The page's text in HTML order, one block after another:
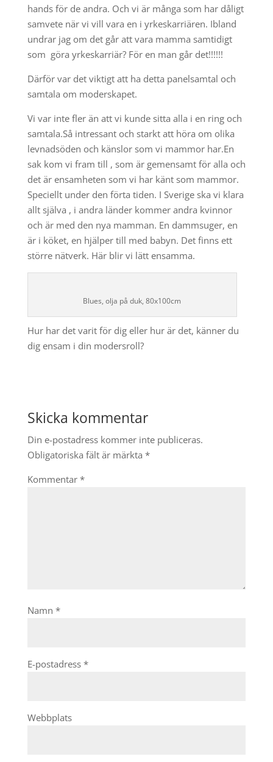
hands för de andra. Och vi är många som har dåligt
samvete när vi vill vara en i yrkeskarriären. Ibland
undrar jag om det går att vara mamma samtidigt
som göra yrkeskarriär? För en man går det!!!!!!
Därför var det viktigt att ha detta panelsamtal och
samtala om moderskapet.
Vi var inte fler än att vi kunde sitta alla i en ring och
samtala.Så intressant och starkt att höra om olika
levnadsöden och känslor som vi mammor har.En
sak kom vi fram till , som är gemensamt för alla och
det är ensamheten som vi har känt som mammor.
Speciellt under den förta tiden. I Sverige ska vi klara
allt själva , i andra länder kommer andra kvinnor
och är med den nya mamman. En dammsuger, en
är i köket, en hjälper till med babyn. Det finns ett
större nätverk. Här blir vi lätt ensamma.
Blues, olja på duk, 80x100cm
Hur har det varit för dig eller hur är det, känner du
dig ensam i din modersroll?
Skicka kommentar
Din e-postadress kommer inte publiceras.
Obligatoriska fält är märkta *
Kommentar *
Namn *
E-postadress *
Webbplats